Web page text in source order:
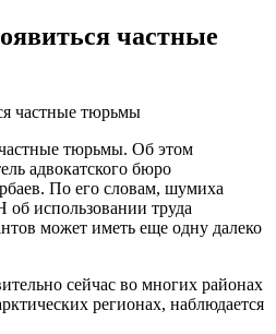
частные
тюрьмы. Об этом
адвокатского бюро
По его словам, шумиха
использовании труда
может иметь еще одну далеко
сейчас во многих районах
регионах, наблюдается